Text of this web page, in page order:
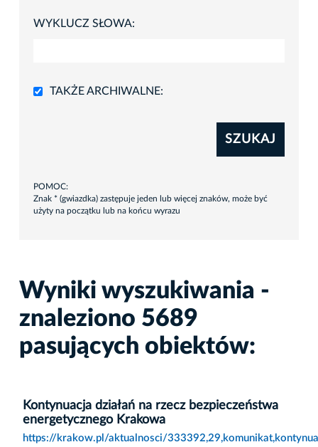
WYKLUCZ SŁOWA:
TAKŻE ARCHIWALNE:
SZUKAJ
POMOC:
Znak * (gwiazdka) zastępuje jeden lub więcej znaków, może być
użyty na początku lub na końcu wyrazu
Wyniki wyszukiwania -
znaleziono 5689
pasujących obiektów:
Kontynuacja działań na rzecz bezpieczeństwa
energetycznego Krakowa
https://krakow.pl/aktualnosci/